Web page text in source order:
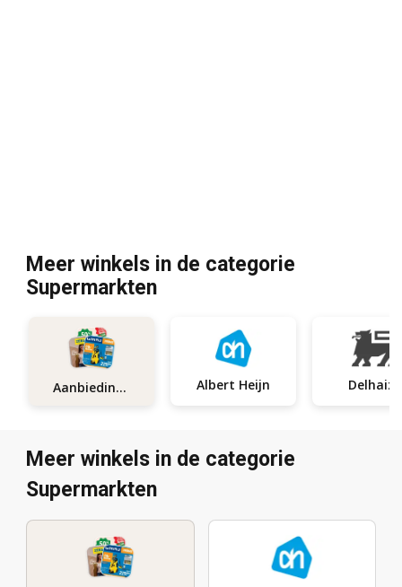
Meer winkels in de categorie
Supermarkten
Aanbiedingen Albert Heijn Delhaize
Meer winkels in de categorie
Supermarkten